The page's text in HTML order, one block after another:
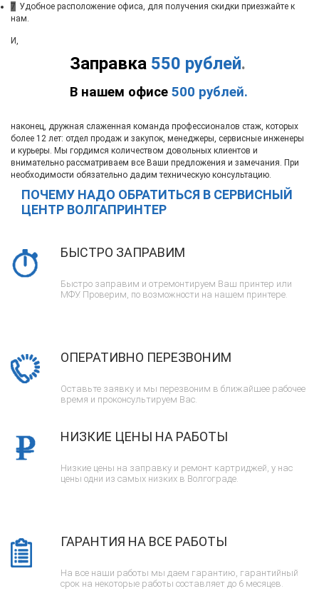
7 Удобное расположение офиса, для получения скидки приезжайте к
нам.
Заправка 550 рублей.
В нашем офисе 500 рублей.
И,
наконец, дружная слаженная команда профессионалов стаж, которых
более 12 лет: отдел продаж и закупок, менеджеры, сервисные инженеры
и курьеры. Мы гордимся количеством довольных клиентов и
внимательно рассматриваем все Ваши предложения и замечания. При
необходимости обязательно дадим техническую консультацию.
ПОЧЕМУ НАДО ОБРАТИТЬСЯ В СЕРВИСНЫЙ
ЦЕНТР ВОЛГАПРИНТЕР
БЫСТРО ЗАПРАВИМ
Быстро заправим и отремонтируем Ваш принтер или
МФУ. Проверим, по возможности на нашем принтере.
ОПЕРАТИВНО ПЕРЕЗВОНИМ
Оставьте заявку и мы перезвоним в ближайшее рабочее
время и проконсультируем Вас.
НИЗКИЕ ЦЕНЫ НА РАБОТЫ
Низкие цены на заправку и ремонт картриджей, у нас
цены одни из самых низких в Волгограде.
ГАРАНТИЯ НА ВСЕ РАБОТЫ
На все наши работы мы даем гарантию, гарантийный
срок на некоторые работы составляет до 6 месяцев.